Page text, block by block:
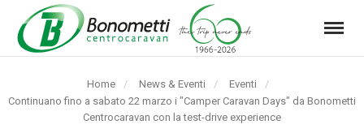
Automarket
Srl
Menu
Home News & Eventi
Eventi
Pagina
Continuano fino a sabato 22 marzo i "Camper Caravan Days" da Bonometti
Centrocaravan con la test-drive experience